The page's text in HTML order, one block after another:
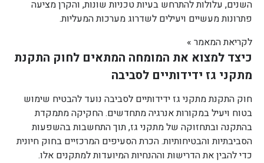
השנים, עלולות להתרחש בעיות טכניות שונות, והקרן מציעה
פתרונות מעשיים ויעילים לשדרוג מערכות המעליות.
לקריאת המאמר »
כיצד למצוא את המומחה המתאים לחוק התקנת
מתקני גז ידידותיים לסביבה
חוק התקנת מתקני גז ידידותיים לסביבה נועד להבטיח שימוש
בטוח ויעיל במקורות אנרגיה מתחדשים. החקיקה מתמקדת
בהתקנה ובתחזוקה של מתקני גז, תוך התחשבות בהשפעות
הסביבתיות והבטיחותיות. הכרת הסעיפים המרכזיים בחוק חיונית
כדי להבין את הדרישות וההנחיות המיועדות למתקנים אלו.